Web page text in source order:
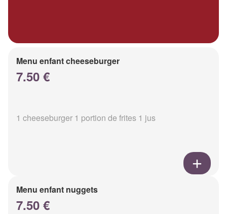
Menu enfant cheeseburger
7.50 €
1 cheeseburger 1 portion de frites 1 jus
Menu enfant nuggets
7.50 €